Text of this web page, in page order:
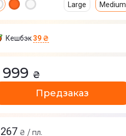
Large Medium
Кешбэк39 ₴
₴
Предзаказ
267 ₴ / пл.